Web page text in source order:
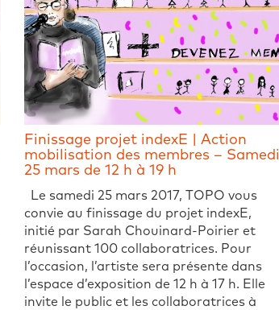
Finissage projet indexE | Action
mobilisation des membres – Samedi
25 mars de 12 h à 19 h
Le samedi 25 mars 2017, TOPO vous
convie au finissage du projet indexE,
initié par Sarah Chouinard-Poirier et
réunissant 100 collaboratrices. Pour
l’occasion, l’artiste sera présente dans
l’espace d’exposition de 12 h à 17 h. Elle
invite le public et les collaboratrices à